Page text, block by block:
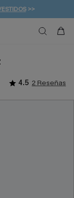
>>
€ >>
4.5 2 Reseñas